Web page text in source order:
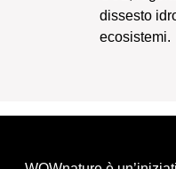
dissesto
ecosistemi.